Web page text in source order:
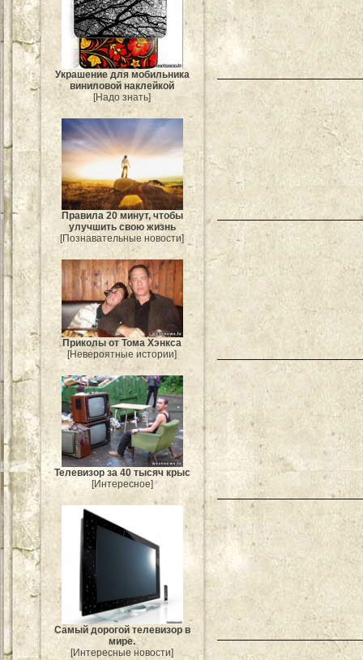
Украшение для мобильника
виниловой наклейкой
[Надо знать]
Правила 20 минут, чтобы
улучшить свою жизнь
[Познавательные новости]
Приколы от Тома Хэнкса
[Невероятные истории]
Телевизор за 40 тысяч крыс
[Интересное]
Самый дорогой телевизор в
мире.
[Интересные новости]